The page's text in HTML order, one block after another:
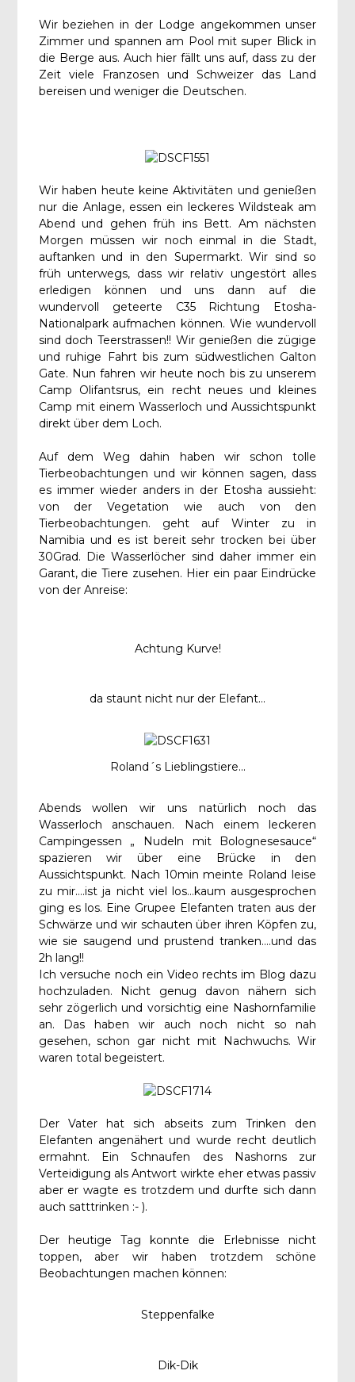
Wir beziehen in der Lodge angekommen unser
Zimmer und spannen am Pool mit super Blick in
die Berge aus. Auch hier fällt uns auf, dass zu der
Zeit viele Franzosen und Schweizer das Land
bereisen und weniger die Deutschen.
Wir haben heute keine Aktivitäten und genießen
nur die Anlage, essen ein leckeres Wildsteak am
Abend und gehen früh ins Bett. Am nächsten
Morgen müssen wir noch einmal in die Stadt,
auftanken und in den Supermarkt. Wir sind so
früh unterwegs, dass wir relativ ungestört alles
erledigen können und uns dann auf die
wundervoll geteerte C35 Richtung Etosha-
Nationalpark aufmachen können. Wie wundervoll
sind doch Teerstrassen!! Wir genießen die zügige
und ruhige Fahrt bis zum südwestlichen Galton
Gate. Nun fahren wir heute noch bis zu unserem
Camp Olifantsrus, ein recht neues und kleines
Camp mit einem Wasserloch und Aussichtspunkt
direkt über dem Loch.
Auf dem Weg dahin haben wir schon tolle
Tierbeobachtungen und wir können sagen, dass
es immer wieder anders in der Etosha aussieht:
von der Vegetation wie auch von den
Tierbeobachtungen. geht auf Winter zu in
Namibia und es ist bereit sehr trocken bei über
30Grad. Die Wasserlöcher sind daher immer ein
Garant, die Tiere zusehen. Hier ein paar Eindrücke
von der Anreise:
Achtung Kurve!
da staunt nicht nur der Elefant...
Roland´s Lieblingstiere...
Abends wollen wir uns natürlich noch das
Wasserloch anschauen. Nach einem leckeren
Campingessen „ Nudeln mit Bolognesesauce“
spazieren wir über eine Brücke in den
Aussichtspunkt. Nach 10min meinte Roland leise
zu mir….ist ja nicht viel los…kaum ausgesprochen
ging es los. Eine Grupee Elefanten traten aus der
Schwärze und wir schauten über ihren Köpfen zu,
wie sie saugend und prustend tranken….und das
2h lang!!
Ich versuche noch ein Video rechts im Blog dazu
hochzuladen. Nicht genug davon nähern sich
sehr zögerlich und vorsichtig eine Nashornfamilie
an. Das haben wir auch noch nicht so nah
gesehen, schon gar nicht mit Nachwuchs. Wir
waren total begeistert.
Der Vater hat sich abseits zum Trinken den
Elefanten angenähert und wurde recht deutlich
ermahnt. Ein Schnaufen des Nashorns zur
Verteidigung als Antwort wirkte eher etwas passiv
aber er wagte es trotzdem und durfte sich dann
auch satttrinken :- ).
Der heutige Tag konnte die Erlebnisse nicht
toppen, aber wir haben trotzdem schöne
Beobachtungen machen können:
Steppenfalke
Dik-Dik